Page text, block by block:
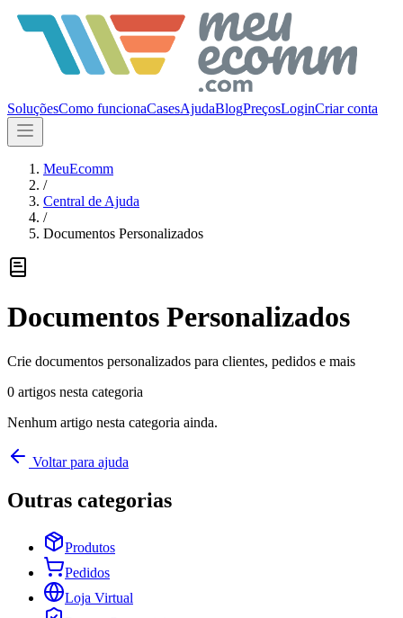
SoluçõesComo funcionaCasesAjudaBlogPreçosLoginCriar conta
MeuEcomm
/
Central de Ajuda
/
Documentos Personalizados
Documentos Personalizados
Crie documentos personalizados para clientes, pedidos e mais
0 artigos nesta categoria
Nenhum artigo nesta categoria ainda.
Voltar para ajuda
Outras categorias
Produtos
Pedidos
Loja Virtual